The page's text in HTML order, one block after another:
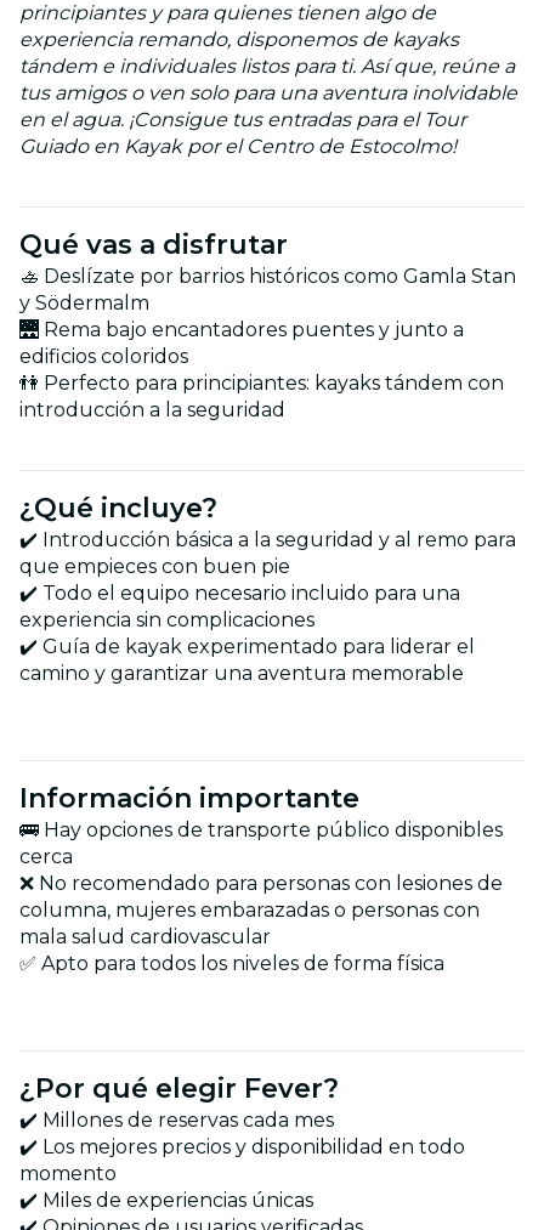
principiantes y para quienes tienen algo de
experiencia remando, disponemos de kayaks
tándem e individuales listos para ti. Así que, reúne a
tus amigos o ven solo para una aventura inolvidable
en el agua. ¡Consigue tus entradas para el Tour
Guiado en Kayak por el Centro de Estocolmo!
Qué vas a disfrutar
🚣 Deslízate por barrios históricos como Gamla Stan
y Södermalm
🌉 Rema bajo encantadores puentes y junto a
edificios coloridos
👫 Perfecto para principiantes: kayaks tándem con
introducción a la seguridad
¿Qué incluye?
✔️ Introducción básica a la seguridad y al remo para
que empieces con buen pie
✔️ Todo el equipo necesario incluido para una
experiencia sin complicaciones
✔️ Guía de kayak experimentado para liderar el
camino y garantizar una aventura memorable
Información importante
🚌 Hay opciones de transporte público disponibles
cerca
❌ No recomendado para personas con lesiones de
columna, mujeres embarazadas o personas con
mala salud cardiovascular
✅ Apto para todos los niveles de forma física
¿Por qué elegir Fever?
✔️ Millones de reservas cada mes
✔️ Los mejores precios y disponibilidad en todo
momento
✔️ Miles de experiencias únicas